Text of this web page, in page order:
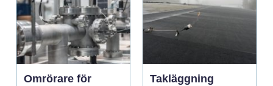
Omrörare för
Takläggning